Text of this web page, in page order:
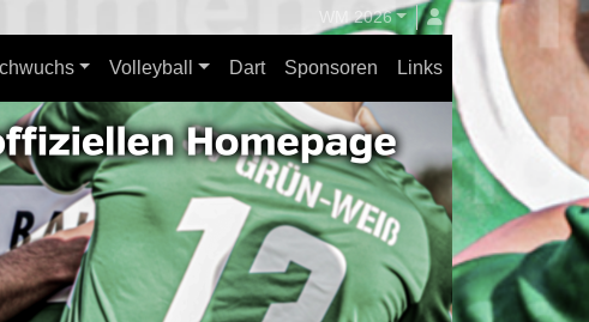
WM 2026
Volleyball Dart Sponsoren Links